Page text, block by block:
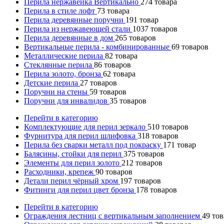
Перила нержавейка Вертикально 274 товара
Перила в стиле лофт 73 товара
Перила деревянные поручни 191 товар
Перила из нержавеющей стали 1037 товаров
Перила деревянные в дом 265 товаров
Вертикальные перила - комбинированные 69 товаров
Металлические перила 82 товара
Стеклянные перила 86 товаров
Перила золото, бронза 62 товара
Детские перила 27 товаров
Поручни на стены 59 товаров
Поручни для инвалидов 35 товаров
Перейти в категорию
Комплектующие для перил зеркало 510 товаров
Фурнитура для перил шлифовка 318 товаров
Перила без сварки металл под покраску 171 товар
Балясины, стойки для перил 375 товаров
Элементы для перил золото 212 товаров
Расходники, крепеж 90 товаров
Детали перил чёрный хром 197 товаров
Фитинги для перил цвет бронза 178 товаров
Перейти в категорию
Ограждения лестниц с вертикальным заполнением 49